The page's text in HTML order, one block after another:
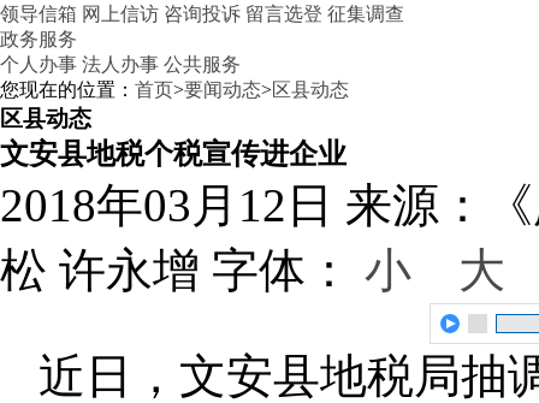
领导信箱 网上信访 咨询投诉 留言选登 征集调查
政务服务
个人办事 法人办事 公共服务
您现在的位置： 首页>要闻动态>区县动态
区县动态
文安县地税个税宣传进企业
2018年03月12日 来源：
松 许永增 字体： 小 大
近日，文安县地税局抽